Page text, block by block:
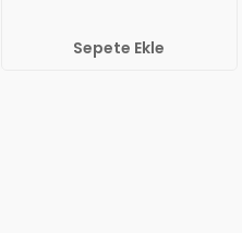
Sepete Ekle